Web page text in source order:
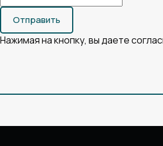
Отправить
Нажимая на кнопку, вы даете